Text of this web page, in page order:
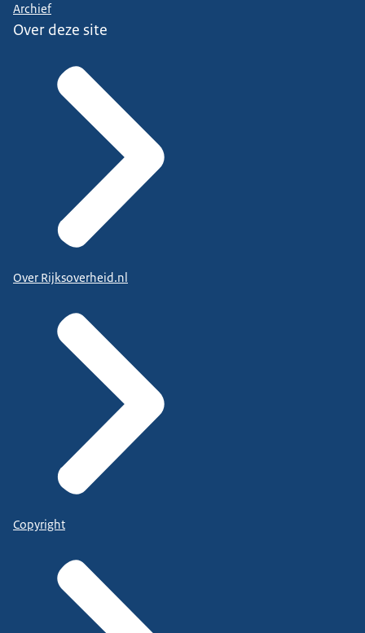
Archief
Over deze site
Over Rijksoverheid.nl
Copyright